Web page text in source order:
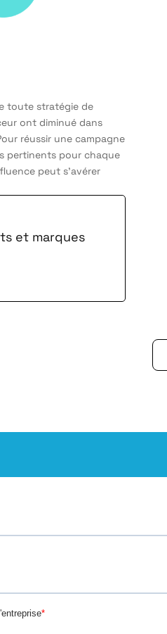
toute stratégie de
ont diminué dans
réussir une campagne
pertinents pour chaque
peut s’avérer
et marques